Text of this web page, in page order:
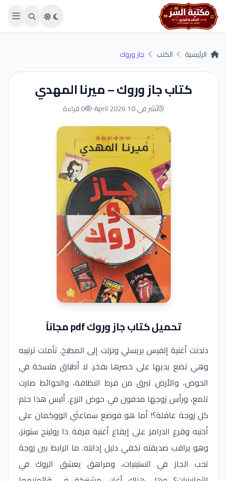
Skip to main content
الرئيسية الكتب جاز وروك
كتاب جاز وروك – ميرنا المهدي
نُشر في 10 April 2026 0 قراءة
تحميل كتاب جاز وروك pdf مجاناً
دندنت أغنية إلفيس بريسلي ونزلت إلى المطبخ. تأملت ترتيبه
وهي تضع يديها على خصرها بفخر. لا أطباق متسخة في
الحوض، والأرض تبرق من فرط النظافة، والحوائط صارت
تلمع، ورأس زوجها مدفون في حوض الزرع. أليس هذا حلم
كل زوجة عاقلة؟! أما هو فوضع سماعتَي الووكمان على
أذنيه وقرع الدرامز على إيقاع أغنية فرقة ذا رولينج ستونز،
وهو يراقب صديقته تخفي دليل إدانته. ما الرابط بين زوجة
تحب الجاز في الستينيات، ومراهق يعشق الروك في